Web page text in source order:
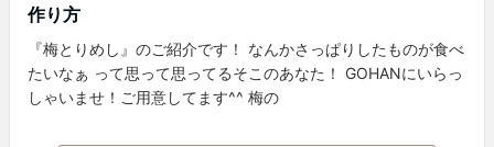
作り方
『梅とりめし』のご紹介です！ なんかさっぱりしたものが食べ
たいなぁ って思って思ってるそこのあなた！ GOHANにいらっ
しゃいませ！ご用意してます^^ 梅の